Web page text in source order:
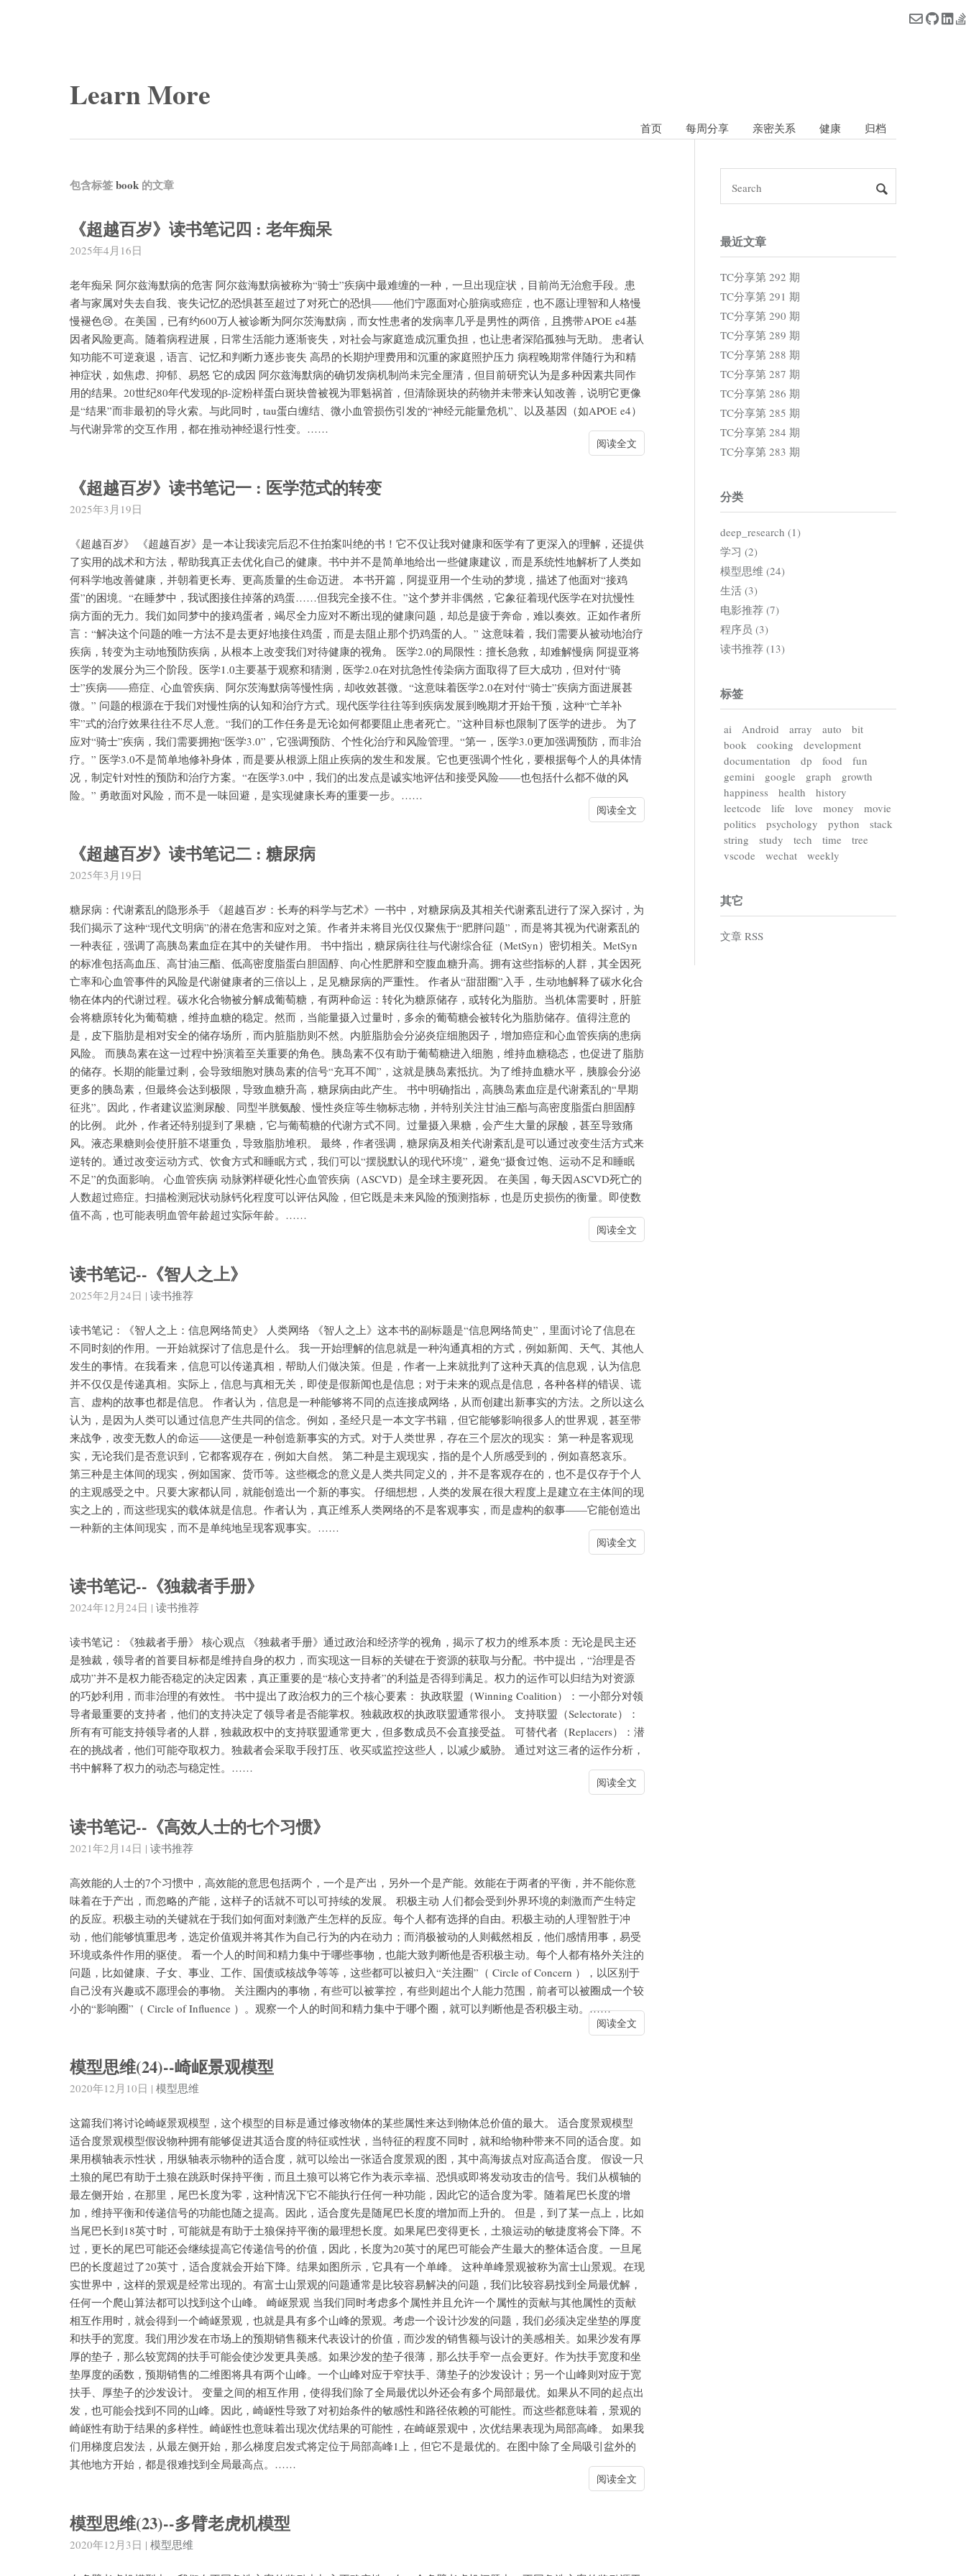
Learn More
首页 每周分享 亲密关系 健康 归档
包含标签book 的文章
《超越百岁》读书笔记四 : 老年痴呆
2025年4月16日
老年痴呆 阿尔兹海默病的危害 阿尔兹海默病被称为“骑士”疾病中最难缠的一种，一旦出现症状，目前尚无治愈手段。患
者与家属对失去自我、丧失记忆的恐惧甚至超过了对死亡的恐惧——他们宁愿面对心脏病或癌症，也不愿让理智和人格慢
慢褪色😢。在美国，已有约600万人被诊断为阿尔茨海默病，而女性患者的发病率几乎是男性的两倍，且携带APOE e4基
因者风险更高。随着病程进展，日常生活能力逐渐丧失，对社会与家庭造成沉重负担，也让患者深陷孤独与无助。 患者认
知功能不可逆衰退，语言、记忆和判断力逐步丧失 高昂的长期护理费用和沉重的家庭照护压力 病程晚期常伴随行为和精
神症状，如焦虑、抑郁、易怒 它的成因 阿尔兹海默病的确切发病机制尚未完全厘清，但目前研究认为是多种因素共同作
用的结果。20世纪80年代发现的β‑淀粉样蛋白斑块曾被视为罪魁祸首，但清除斑块的药物并未带来认知改善，说明它更像
是“结果”而非最初的导火索。与此同时，tau蛋白缠结、微小血管损伤引发的“神经元能量危机”、以及基因（如APOE e4）
与代谢异常的交互作用，都在推动神经退行性变。……
阅读全文
《超越百岁》读书笔记一 : 医学范式的转变
2025年3月19日
《超越百岁》 《超越百岁》是一本让我读完后忍不住拍案叫绝的书！它不仅让我对健康和医学有了更深入的理解，还提供
了实用的战术和方法，帮助我真正去优化自己的健康。书中并不是简单地给出一些健康建议，而是系统性地解析了人类如
何科学地改善健康，并朝着更长寿、更高质量的生命迈进。 本书开篇，阿提亚用一个生动的梦境，描述了他面对“接鸡
蛋”的困境。“在睡梦中，我试图接住掉落的鸡蛋……但我完全接不住。”这个梦并非偶然，它象征着现代医学在对抗慢性
病方面的无力。我们如同梦中的接鸡蛋者，竭尽全力应对不断出现的健康问题，却总是疲于奔命，难以奏效。正如作者所
言：“解决这个问题的唯一方法不是去更好地接住鸡蛋，而是去阻止那个扔鸡蛋的人。” 这意味着，我们需要从被动地治疗
疾病，转变为主动地预防疾病，从根本上改变我们对待健康的视角。 医学2.0的局限性：擅长急救，却难解慢病 阿提亚将
医学的发展分为三个阶段。医学1.0主要基于观察和猜测，医学2.0在对抗急性传染病方面取得了巨大成功，但对付“骑
士”疾病——癌症、心血管疾病、阿尔茨海默病等慢性病，却收效甚微。“这意味着医学2.0在对付“骑士”疾病方面进展甚
微。” 问题的根源在于我们对慢性病的认知和治疗方式。现代医学往往等到疾病发展到晚期才开始干预，这种“亡羊补
牢”式的治疗效果往往不尽人意。“我们的工作任务是无论如何都要阻止患者死亡。”这种目标也限制了医学的进步。 为了
应对“骑士”疾病，我们需要拥抱“医学3.0”，它强调预防、个性化治疗和风险管理。“第一，医学3.0更加强调预防，而非治
疗。” 医学3.0不是简单地修补身体，而是要从根源上阻止疾病的发生和发展。它也更强调个性化，要根据每个人的具体情
况，制定针对性的预防和治疗方案。“在医学3.0中，我们的出发点是诚实地评估和接受风险——也包括什么都不做的风
险。” 勇敢面对风险，而不是一味回避，是实现健康长寿的重要一步。……
阅读全文
《超越百岁》读书笔记二 : 糖尿病
2025年3月19日
糖尿病：代谢紊乱的隐形杀手 《超越百岁：长寿的科学与艺术》一书中，对糖尿病及其相关代谢紊乱进行了深入探讨，为
我们揭示了这种“现代文明病”的潜在危害和应对之策。作者并未将目光仅仅聚焦于“肥胖问题”，而是将其视为代谢紊乱的
一种表征，强调了高胰岛素血症在其中的关键作用。 书中指出，糖尿病往往与代谢综合征（MetSyn）密切相关。MetSyn
的标准包括高血压、高甘油三酯、低高密度脂蛋白胆固醇、向心性肥胖和空腹血糖升高。拥有这些指标的人群，其全因死
亡率和心血管事件的风险是代谢健康者的三倍以上，足见糖尿病的严重性。 作者从“甜甜圈”入手，生动地解释了碳水化合
物在体内的代谢过程。碳水化合物被分解成葡萄糖，有两种命运：转化为糖原储存，或转化为脂肪。当机体需要时，肝脏
会将糖原转化为葡萄糖，维持血糖的稳定。然而，当能量摄入过量时，多余的葡萄糖会被转化为脂肪储存。值得注意的
是，皮下脂肪是相对安全的储存场所，而内脏脂肪则不然。内脏脂肪会分泌炎症细胞因子，增加癌症和心血管疾病的患病
风险。 而胰岛素在这一过程中扮演着至关重要的角色。胰岛素不仅有助于葡萄糖进入细胞，维持血糖稳态，也促进了脂肪
的储存。长期的能量过剩，会导致细胞对胰岛素的信号“充耳不闻”，这就是胰岛素抵抗。为了维持血糖水平，胰腺会分泌
更多的胰岛素，但最终会达到极限，导致血糖升高，糖尿病由此产生。 书中明确指出，高胰岛素血症是代谢紊乱的“早期
征兆”。因此，作者建议监测尿酸、同型半胱氨酸、慢性炎症等生物标志物，并特别关注甘油三酯与高密度脂蛋白胆固醇
的比例。 此外，作者还特别提到了果糖，它与葡萄糖的代谢方式不同。过量摄入果糖，会产生大量的尿酸，甚至导致痛
风。液态果糖则会使肝脏不堪重负，导致脂肪堆积。 最终，作者强调，糖尿病及相关代谢紊乱是可以通过改变生活方式来
逆转的。通过改变运动方式、饮食方式和睡眠方式，我们可以“摆脱默认的现代环境”，避免“摄食过饱、运动不足和睡眠
不足”的负面影响。 心血管疾病 动脉粥样硬化性心血管疾病（ASCVD）是全球主要死因。 在美国，每天因ASCVD死亡的
人数超过癌症。扫描检测冠状动脉钙化程度可以评估风险，但它既是未来风险的预测指标，也是历史损伤的衡量。即使数
值不高，也可能表明血管年龄超过实际年龄。……
阅读全文
读书笔记--《智人之上》
2025年2月24日 | 读书推荐
读书笔记：《智人之上：信息网络简史》 人类网络 《智人之上》这本书的副标题是“信息网络简史”，里面讨论了信息在
不同时刻的作用。一开始就探讨了信息是什么。 我一开始理解的信息就是一种沟通真相的方式，例如新闻、天气、其他人
发生的事情。在我看来，信息可以传递真相，帮助人们做决策。但是，作者一上来就批判了这种天真的信息观，认为信息
并不仅仅是传递真相。实际上，信息与真相无关，即使是假新闻也是信息；对于未来的观点是信息，各种各样的错误、谎
言、虚构的故事也都是信息。 作者认为，信息是一种能够将不同的点连接成网络，从而创建出新事实的方法。之所以这么
认为，是因为人类可以通过信息产生共同的信念。例如，圣经只是一本文字书籍，但它能够影响很多人的世界观，甚至带
来战争，改变无数人的命运——这便是一种创造新事实的方式。对于人类世界，存在三个层次的现实： 第一种是客观现
实，无论我们是否意识到，它都客观存在，例如大自然。 第二种是主观现实，指的是个人所感受到的，例如喜怒哀乐。
第三种是主体间的现实，例如国家、货币等。这些概念的意义是人类共同定义的，并不是客观存在的，也不是仅存于个人
的主观感受之中。只要大家都认同，就能创造出一个新的事实。 仔细想想，人类的发展在很大程度上是建立在主体间的现
实之上的，而这些现实的载体就是信息。作者认为，真正维系人类网络的不是客观事实，而是虚构的叙事——它能创造出
一种新的主体间现实，而不是单纯地呈现客观事实。……
阅读全文
读书笔记--《独裁者手册》
2024年12月24日 | 读书推荐
读书笔记：《独裁者手册》 核心观点 《独裁者手册》通过政治和经济学的视角，揭示了权力的维系本质：无论是民主还
是独裁，领导者的首要目标都是维持自身的权力，而实现这一目标的关键在于资源的获取与分配。书中提出，“治理是否
成功”并不是权力能否稳定的决定因素，真正重要的是“核心支持者”的利益是否得到满足。权力的运作可以归结为对资源
的巧妙利用，而非治理的有效性。 书中提出了政治权力的三个核心要素： 执政联盟（Winning Coalition）：一小部分对领
导者最重要的支持者，他们的支持决定了领导者是否能掌权。独裁政权的执政联盟通常很小。 支持联盟（Selectorate）：
所有有可能支持领导者的人群，独裁政权中的支持联盟通常更大，但多数成员不会直接受益。 可替代者（Replacers）：潜
在的挑战者，他们可能夺取权力。独裁者会采取手段打压、收买或监控这些人，以减少威胁。 通过对这三者的运作分析，
书中解释了权力的动态与稳定性。……
阅读全文
读书笔记--《高效人士的七个习惯》
2021年2月14日 | 读书推荐
高效能的人士的7个习惯中，高效能的意思包括两个，一个是产出，另外一个是产能。效能在于两者的平衡，并不能你意
味着在于产出，而忽略的产能，这样子的话就不可以可持续的发展。 积极主动 人们都会受到外界环境的刺激而产生特定
的反应。积极主动的关键就在于我们如何面对刺激产生怎样的反应。每个人都有选择的自由。积极主动的人理智胜于冲
动，他们能够慎重思考，选定价值观并将其作为自己行为的内在动力；而消极被动的人则截然相反，他们感情用事，易受
环境或条件作用的驱使。 看一个人的时间和精力集中于哪些事物，也能大致判断他是否积极主动。每个人都有格外关注的
问题，比如健康、子女、事业、工作、国债或核战争等等，这些都可以被归入“关注圈”（ Circle of Concern ），以区别于
自己没有兴趣或不愿理会的事物。 关注圈内的事物，有些可以被掌控，有些则超出个人能力范围，前者可以被圈成一个较
小的“影响圈”（ Circle of Influence ）。观察一个人的时间和精力集中于哪个圈，就可以判断他是否积极主动。……
阅读全文
模型思维(24)--崎岖景观模型
2020年12月10日 | 模型思维
这篇我们将讨论崎岖景观模型，这个模型的目标是通过修改物体的某些属性来达到物体总价值的最大。 适合度景观模型
适合度景观模型假设物种拥有能够促进其适合度的特征或性状，当特征的程度不同时，就和给物种带来不同的适合度。如
果用横轴表示性状，用纵轴表示物种的适合度，就可以绘出一张适合度景观的图，其中高海拔点对应高适合度。 假设一只
土狼的尾巴有助于土狼在跳跃时保持平衡，而且土狼可以将它作为表示幸福、恐惧或即将发动攻击的信号。我们从横轴的
最左侧开始，在那里，尾巴长度为零，这种情况下它不能执行任何一种功能，因此它的适合度为零。随着尾巴长度的增
加，维持平衡和传递信号的功能也随之提高。因此，适合度先是随尾巴长度的增加而上升的。 但是，到了某一点上，比如
当尾巴长到18英寸时，可能就是有助于土狼保持平衡的最理想长度。如果尾巴变得更长，土狼运动的敏捷度将会下降。不
过，更长的尾巴可能还会继续提高它传递信号的价值，因此，长度为20英寸的尾巴可能会产生最大的整体适合度。一旦尾
巴的长度超过了20英寸，适合度就会开始下降。结果如图所示，它具有一个单峰。 这种单峰景观被称为富士山景观。在现
实世界中，这样的景观是经常出现的。有富士山景观的问题通常是比较容易解决的问题，我们比较容易找到全局最优解，
任何一个爬山算法都可以找到这个山峰。 崎岖景观 当我们同时考虑多个属性并且允许一个属性的贡献与其他属性的贡献
相互作用时，就会得到一个崎岖景观，也就是具有多个山峰的景观。考虑一个设计沙发的问题，我们必须决定坐垫的厚度
和扶手的宽度。我们用沙发在市场上的预期销售额来代表设计的价值，而沙发的销售额与设计的美感相关。如果沙发有厚
厚的垫子，那么较宽阔的扶手可能会使沙发更具美感。如果沙发的垫子很薄，那么扶手窄一点会更好。作为扶手宽度和坐
垫厚度的函数，预期销售的二维图将具有两个山峰。一个山峰对应于窄扶手、薄垫子的沙发设计；另一个山峰则对应于宽
扶手、厚垫子的沙发设计。 变量之间的相互作用，使得我们除了全局最优以外还会有多个局部最优。如果从不同的起点出
发，也可能会找到不同的山峰。因此，崎岖性导致了对初始条件的敏感性和路径依赖的可能性。而这些都意味着，景观的
崎岖性有助于结果的多样性。崎岖性也意味着出现次优结果的可能性，在崎岖景观中，次优结果表现为局部高峰。 如果我
们用梯度启发法，从最左侧开始，那么梯度启发式将定位于局部高峰1上，但它不是最优的。在图中除了全局吸引盆外的
其他地方开始，都是很难找到全局最高点。……
阅读全文
模型思维(23)--多臂老虎机模型
2020年12月3日 | 模型思维
最近文章
TC分享第 292 期
TC分享第 291 期
TC分享第 290 期
TC分享第 289 期
TC分享第 288 期
TC分享第 287 期
TC分享第 286 期
TC分享第 285 期
TC分享第 284 期
TC分享第 283 期
分类
deep_research (1)
学习 (2)
模型思维 (24)
生活 (3)
电影推荐 (7)
程序员 (3)
读书推荐 (13)
标签
ai Android array auto
bit
book
cooking
development
documentation
dp food
fun
gemini
google graph
growth
happiness
health
history
leetcode
life love money
movie
politics
psychology python
stack
string
study tech time
tree
vscode
wechat weekly
其它
文章 RSS